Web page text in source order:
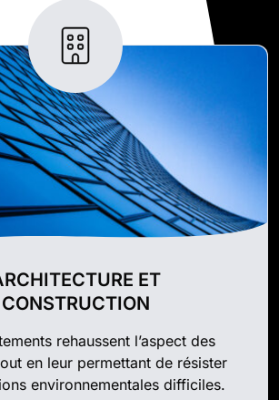
ET
CONSTRUCTION
rehaussent l’aspect des
en leur permettant de résister
environnementales difficiles.